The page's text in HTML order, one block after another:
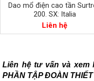
Dao mổ điện cao tần
200. SX: Italia
Liên hệ
Liên hệ tư vấn và xem
PHẦN TẬP ĐOÀN